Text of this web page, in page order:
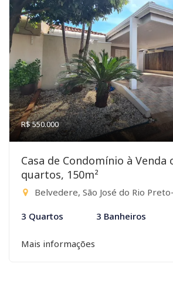
R$ 550.000
Casa de Condomínio à Venda
quartos, 150m²
Belvedere, São José do Rio
3 Quartos 3 Banheiros
Mais informações